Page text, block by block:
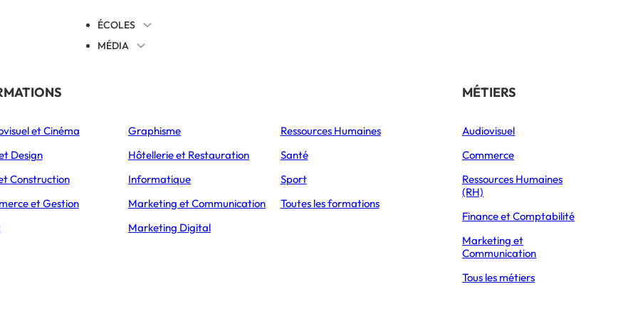
ÉCOLES
MÉDIA
Éducation
L’Express Éducation
Bachelors
L’Express Éducation
Masters
THÉMATIQUES
Orientation
Vie étudiante
Formations
Partir à l’étranger
et Cinéma
Design
Construction
et Gestion
Graphisme
Hôtellerie et Restauration
Informatique
Marketing et Communication
Marketing Digital
Ressources Humaines
Santé
Sport
Toutes les formations
MÉTIERS
Audiovisuel
Commerce
Ressources Humaines
(RH)
Finance et Comptabilité
Marketing et
Communication
Tous les métiers
ARTICLES THIMOTÉ POLET, ÉTUDIANT ET SKIPPER DE 25 ANS : « JE TIENS À ALLER AU BOUT DE MON MASTER ! »